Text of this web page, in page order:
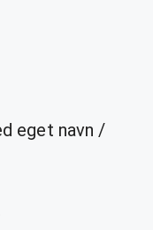
eget navn /